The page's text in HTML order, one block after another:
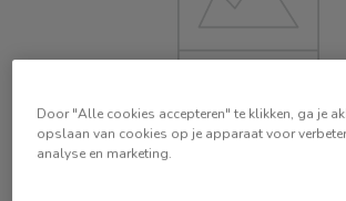
Door "Alle cookies accepteren" te klikken, ga je
opslaan van cookies op je apparaat voor
analyse en marketing.